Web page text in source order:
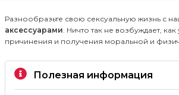
Разнообразьте свою сексуальную жизнь с
аксессуарами. Ничто так не возбуждает, как
причинения и получения моральной и
Полезная информация